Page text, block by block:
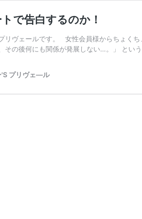
で告白するのか！
リヴェールです。 女性会員様からちょく
その後何にも関係が発展しない…。」 とい
'S プリヴェ―ル